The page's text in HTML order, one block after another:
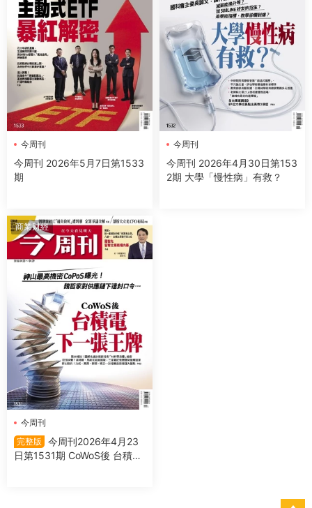
今周刊
今周刊 2026年5月7日第1533
期
今周刊
今周刊 2026年4月30日第153
2期 大學「慢性病」有救？
商業财經
今周刊
完整版
今周刊2026年4月23
日第1531期 CoWoS後 台積電